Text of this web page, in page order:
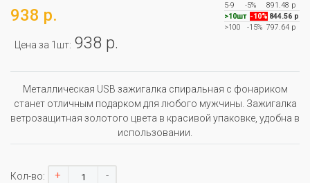
938 р.
Цена за 1шт: 938 р.
5-9
-5%
891.48 р
>10шт -10% 844.56 р
>100
-15% 797.64 р
Металлическая USB зажигалка спиральная с фонариком
станет отличным подарком для любого мужчины. Зажигалка
ветрозащитная золотого цвета в красивой упаковке, удобна в
использовании.
Кол-во: + -